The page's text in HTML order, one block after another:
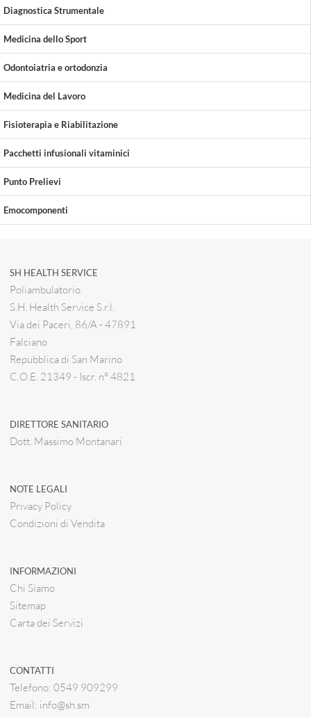
Diagnostica Strumentale
Medicina dello Sport
Odontoiatria e ortodonzia
Medicina del Lavoro
Fisioterapia e Riabilitazione
Pacchetti infusionali vitaminici
Punto Prelievi
Emocomponenti
SH HEALTH SERVICE
Poliambulatorio
S.H. Health Service S.r.l.
Via dei Paceri, 86/A - 47891
Falciano
Repubblica di San Marino
C.O.E. 21349 - Iscr. n° 4821
DIRETTORE SANITARIO
Dott. Massimo Montanari
NOTE LEGALI
Privacy Policy
Condizioni di Vendita
INFORMAZIONI
Chi Siamo
Sitemap
Carta dei Servizi
CONTATTI
Telefono: 0549 909299
Email: info@sh.sm